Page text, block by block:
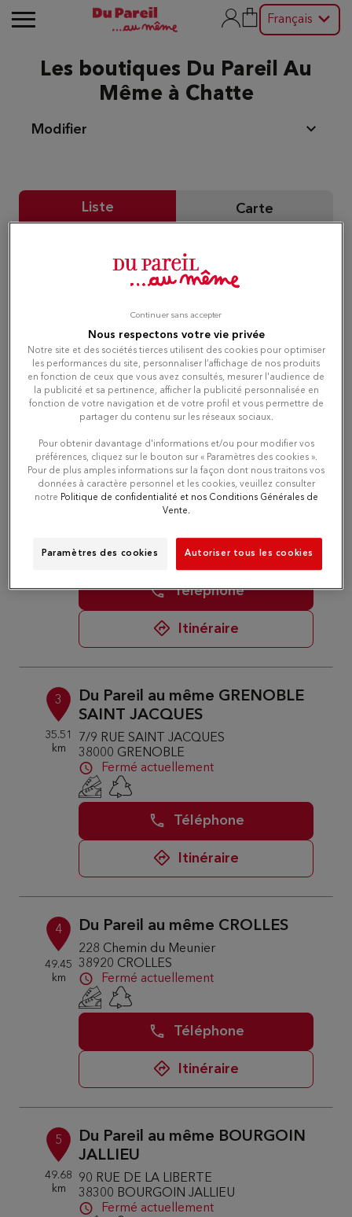
Français
Les boutiques Du Pareil Au
Même à Chatte
Modifier
Liste Carte
Du Pareil au même ST
MARCELLIN
38160 CHATTE
Fermé actuellement
Téléphone
Itinéraire
2
Du Pareil au même St Paul les
Romans
Lieu-dit de Saint Verant
Fermé actuellement
Téléphone
Itinéraire
3
35.51
km
Du Pareil au même GRENOBLE
SAINT JACQUES
7/9 RUE SAINT JACQUES
38000 GRENOBLE
Fermé actuellement
Téléphone
Itinéraire
4
49.45
km
Du Pareil au même CROLLES
228 Chemin du Meunier
38920 CROLLES
Fermé actuellement
Téléphone
Itinéraire
5
49.68
km
Du Pareil au même BOURGOIN
JALLIEU
90 RUE DE LA LIBERTE
38300 BOURGOIN JALLIEU
Fermé actuellement
Nous respectons votre vie privée
Notre site et des sociétés tierces utilisent des cookies pour optimiser
les performances du site, personnaliser l’affichage de nos produits
en fonction de ceux que vous avez consultés, mesurer l'audience de
la publicité et sa pertinence, afficher la publicité personnalisée en
fonction de votre navigation et de votre profil et vous permettre de
partager du contenu sur les réseaux sociaux.
Pour obtenir davantage d'informations et/ou pour modifier vos
préférences, cliquez sur le bouton sur « Paramètres des cookies ».
Pour de plus amples informations sur la façon dont nous traitons vos
données à caractère personnel et les cookies, veuillez consulter
notre Politique de confidentialité et nos Conditions Générales de
Vente.
Paramètres des cookies Autoriser tous les cookies
Continuer sans accepter